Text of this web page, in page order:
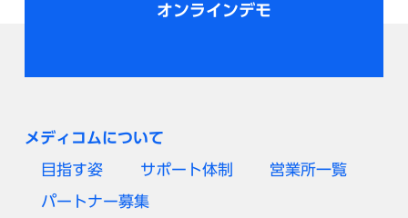
オンラインデモ
メディコムについて
目指す姿 サポート体制 営業所一覧
パートナー募集